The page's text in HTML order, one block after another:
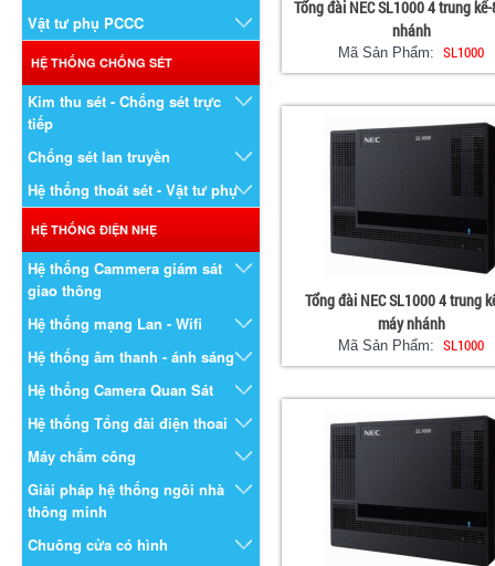
Vật tư phụ PCCC
HỆ THỐNG CHỐNG SÉT
Kim thu sét - Chống sét trực
tiếp
Chống sét lan truyền
Hệ thống thoát sét - Vật tư phụ
HỆ THỐNG ĐIỆN NHẸ
Hệ thống Cammera giám sát
giao thông
Hệ thống mạng Lan - Wifi
Hệ thống âm thanh - ánh sáng
Hệ thống Camera Quan Sát
Hệ thống Tổng đài điện thoai
Máy chấm công
Giải pháp hệ thống ngôi nhà
thông minh
Chuông cửa có hình
Tổng đài NEC SL1000 4 trung
nhánh
Mã Sản Phẩm: SL1000
Tổng đài NEC SL1000 4 trung
máy nhánh
Mã Sản Phẩm: SL1000